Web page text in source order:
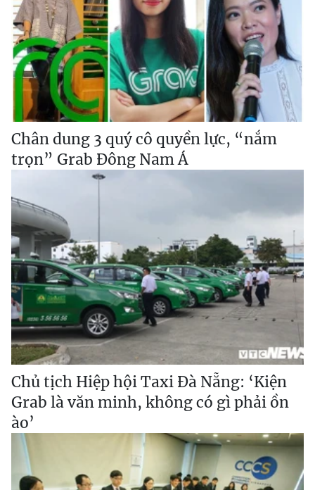
Chân dung 3 quý cô quyền lực, “nắm
trọn” Grab Đông Nam Á
Chủ tịch Hiệp hội Taxi Đà Nẵng: ‘Kiện
Grab là văn minh, không có gì phải ồn
ào’